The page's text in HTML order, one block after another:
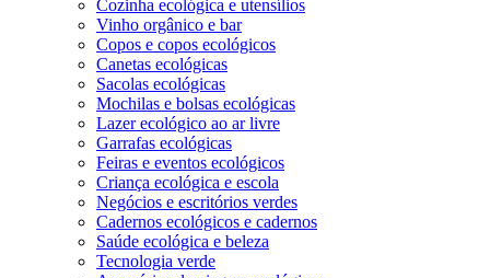
Cozinha ecológica e utensílios
Vinho orgânico e bar
Copos e copos ecológicos
Canetas ecológicas
Sacolas ecológicas
Mochilas e bolsas ecológicas
Lazer ecológico ao ar livre
Garrafas ecológicas
Feiras e eventos ecológicos
Criança ecológica e escola
Negócios e escritórios verdes
Cadernos ecológicos e cadernos
Saúde ecológica e beleza
Tecnologia verde